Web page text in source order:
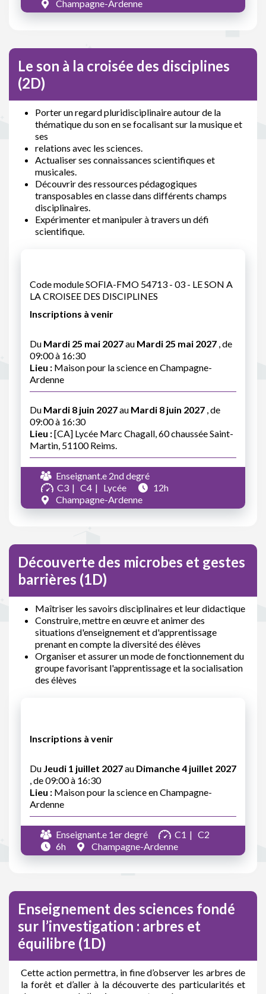
Champagne-Ardenne
Le son à la croisée des disciplines
(2D)
Porter un regard pluridisciplinaire autour de la
thématique du son en se focalisant sur la musique et
ses
relations avec les sciences.
Actualiser ses connaissances scientifiques et
musicales.
Découvrir des ressources pédagogiques
transposables en classe dans différents champs
disciplinaires.
Expérimenter et manipuler à travers un défi
scientifique.
Code module SOFIA-FMO 54713 - 03 - LE SON A
LA CROISEE DES DISCIPLINES
Inscriptions à venir
Du Mardi 25 mai 2027au Mardi 25 mai 2027 , de
09:00 à 16:30
Lieu : Maison pour la science en Champagne-
Ardenne
Du Mardi 8 juin 2027au Mardi 8 juin 2027 , de
09:00 à 16:30
Lieu :[CA] Lycée Marc Chagall, 60 chaussée Saint-
Martin, 51100 Reims.
Enseignant.e 2nd degré
C3
C4 Lycée
12h
Champagne-Ardenne
Découverte des microbes et gestes
barrières (1D)
Maîtriser les savoirs disciplinaires et leur didactique
Construire, mettre en œuvre et animer des
situations d'enseignement et d'apprentissage
prenant en compte la diversité des élèves
Organiser et assurer un mode de fonctionnement du
groupe favorisant l'apprentissage et la socialisation
des élèves
Inscriptions à venir
Du Jeudi 1 juillet 2027au Dimanche 4 juillet 2027
, de 09:00 à 16:30
Lieu : Maison pour la science en Champagne-
Ardenne
Enseignant.e 1er degré C1
C2
6h
Champagne-Ardenne
Enseignement des sciences fondé
sur l’investigation : arbres et
équilibre (1D)
Cette action permettra, in fine d’observer les arbres de
la forêt et d’aller à la découverte des particularités et